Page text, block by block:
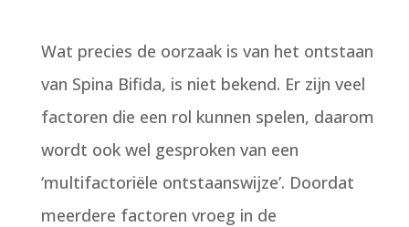
Wat precies de oorzaak is van het ontstaan
van Spina Bifida, is niet bekend. Er zijn veel
factoren die een rol kunnen spelen, daarom
wordt ook wel gesproken van een
‘multifactoriële ontstaanswijze’. Doordat
meerdere factoren vroeg in de